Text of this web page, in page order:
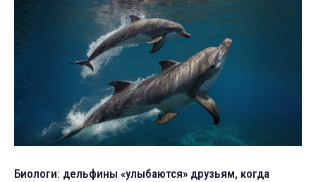
Биологи: дельфины «улыбаются» друзьям, когда